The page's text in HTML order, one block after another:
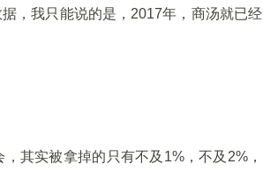
，我只能说的是，2017年，商汤就已经
其实被拿掉的只有不及1%，不及2%，